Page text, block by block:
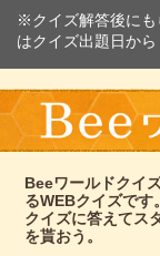
※クイズ解答後にも
はクイズ出題日から
Beeワールドクイ
るWEBクイズです。
クイズに答えてス
を貰おう。